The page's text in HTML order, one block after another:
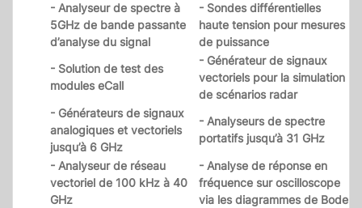
- Analyseur de spectre à
5GHz de bande passante
d’analyse du signal
- Sondes différentielles
haute tension pour mesures
de puissance
- Solution de test des
modules eCall
- Générateur de signaux
vectoriels pour la simulation
de scénarios radar
- Générateurs de signaux
analogiques et vectoriels
jusqu’à 6 GHz
- Analyseurs de spectre
portatifs jusqu’à 31 GHz
- Analyseur de réseau
vectoriel de 100 kHz à 40
GHz
- Analyse de réponse en
fréquence sur oscilloscope
via les diagrammes de Bode